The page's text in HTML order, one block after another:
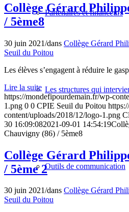
Partenaires et financeurs
Les structures qui
Outils de communication
Collège Gérard
/ 5ème8
30 juin 2021/dans Collège Gérard
Seuil du Poitou
Les élèves s’engagent à réduire le
Lire la suite
https://mondefipourdemain.fr/wp-
1.png 0 0 CPIE Seuil du Poitou
content/uploads/2018/12/logo-1.png
30 16:09:082021-09-01 14:54:19
Chauvigny (86) / 5ème8
Collège Gérard
/ 5ème 2
30 juin 2021/dans Collège Gérard
Seuil du Poitou